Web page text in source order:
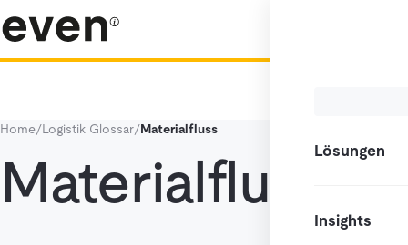
Lösungen
Insights
Home/Logistik Glossar/Materialfluss
Materialfluss